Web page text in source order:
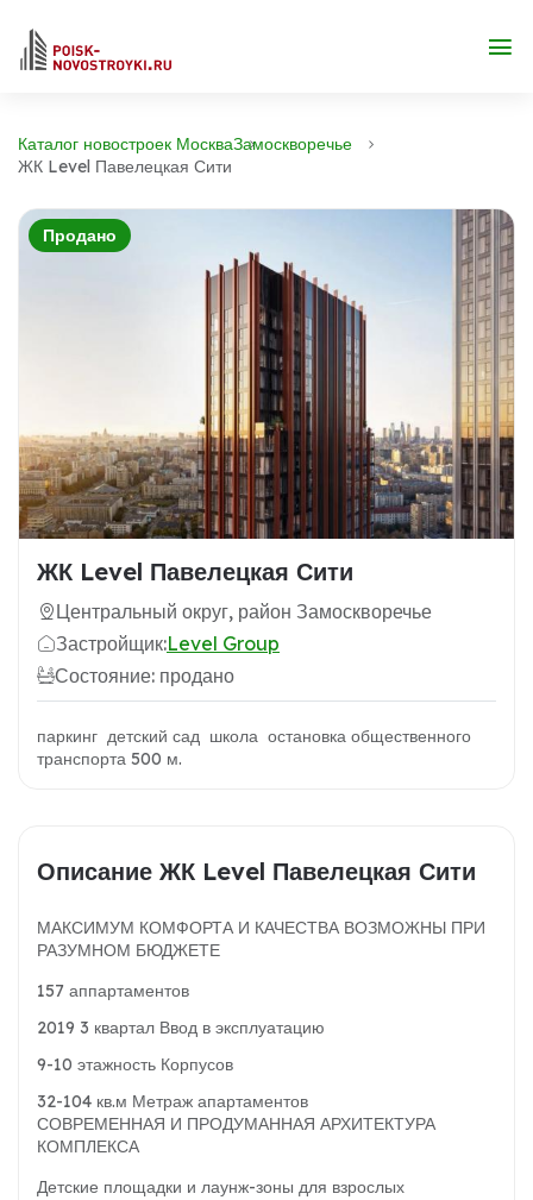
Каталог новостроек МоскваЗамоскворечье
ЖК Level Павелецкая Сити
Продано
ЖК Level Павелецкая Сити
Центральный округ, район Замоскворечье
Застройщик:Level Group
Состояние: продано
паркинг детский сад школа остановка общественного
транспорта 500 м.
Описание ЖК Level Павелецкая Сити
МАКСИМУМ КОМФОРТА И КАЧЕСТВА ВОЗМОЖНЫ ПРИ
РАЗУМНОМ БЮДЖЕТЕ
157 аппартаментов
2019 3 квартал Ввод в эксплуатацию
9-10 этажность Корпусов
32-104 кв.м Метраж апартаментов
СОВРЕМЕННАЯ И ПРОДУМАННАЯ АРХИТЕКТУРА
КОМПЛЕКСА
Детские площадки и лаунж-зоны для взрослых